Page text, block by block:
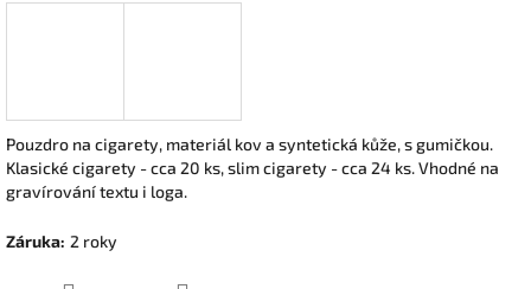
Pouzdro na cigarety, materiál kov a syntetická kůže, s gumičkou.
Klasické cigarety - cca 20 ks, slim cigarety - cca 24 ks. Vhodné na
gravírování textu i loga.
Záruka: 2 roky